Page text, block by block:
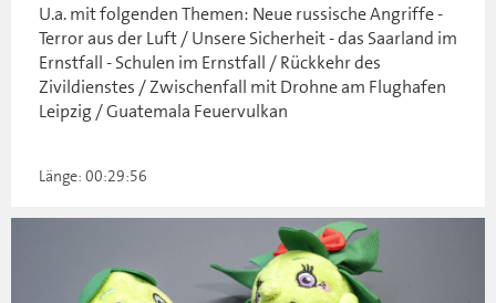
U.a. mit folgenden Themen: Neue russische Angriffe -
Terror aus der Luft / Unsere Sicherheit - das Saarland im
Ernstfall - Schulen im Ernstfall / Rückkehr des
Zivildienstes / Zwischenfall mit Drohne am Flughafen
Leipzig / Guatemala Feuervulkan
Länge: 00:29:56